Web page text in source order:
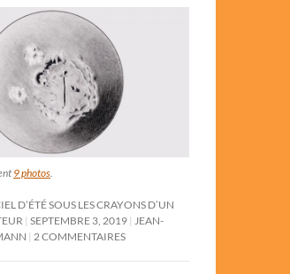
9 photos
D’ÉTÉ SOUS LES CRAYONS D’UN
SEPTEMBRE 3, 2019
JEAN-
2 COMMENTAIRES